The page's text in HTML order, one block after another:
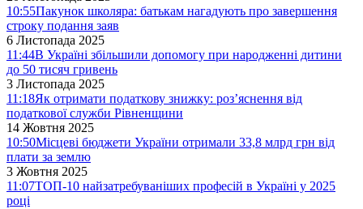
10:55Пакунок школяра: батькам нагадують про завершення
строку подання заяв
6 Листопада 2025
11:44В Україні збільшили допомогу при народженні дитини
до 50 тисяч гривень
3 Листопада 2025
11:18Як отримати податкову знижку: роз’яснення від
податкової служби Рівненщини
14 Жовтня 2025
10:50Місцеві бюджети України отримали 33,8 млрд грн від
плати за землю
3 Жовтня 2025
11:07ТОП-10 найзатребуваніших професій в Україні у 2025
році